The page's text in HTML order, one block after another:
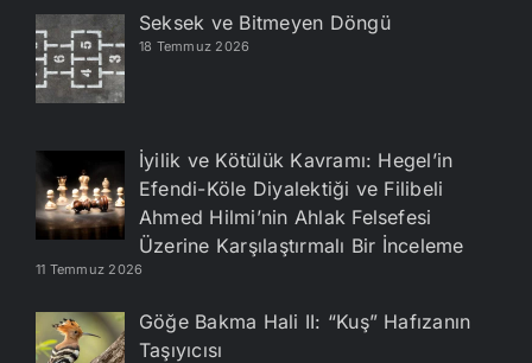
Seksek ve Bitmeyen Döngü
18 Temmuz 2026
İyilik ve Kötülük Kavramı: Hegel’in
Efendi-Köle Diyalektiği ve Filibeli
Ahmed Hilmi’nin Ahlak Felsefesi
Üzerine Karşılaştırmalı Bir İnceleme
11 Temmuz 2026
Göğe Bakma Hali II: “Kuş” Hafızanın
Taşıyıcısı